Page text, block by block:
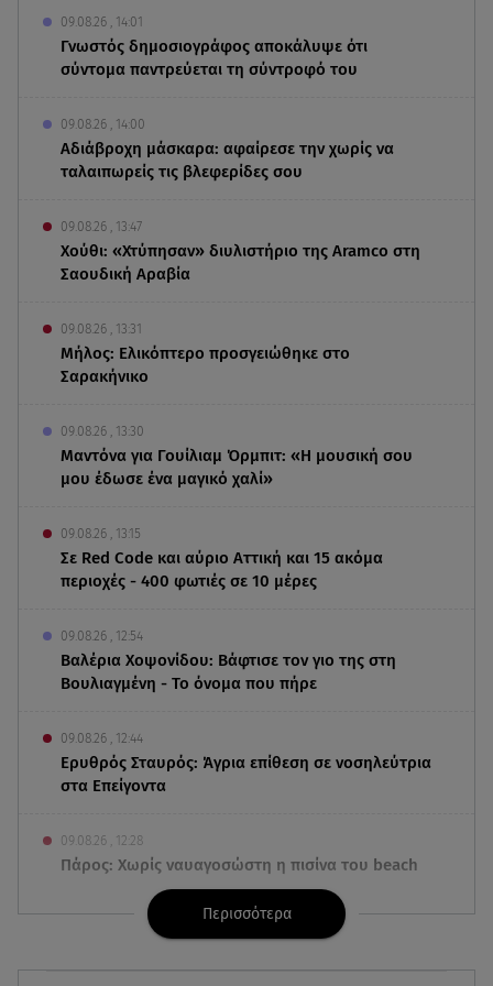
09.08.26 , 14:01
Γνωστός δημοσιογράφος αποκάλυψε ότι
σύντομα παντρεύεται τη σύντροφό του
09.08.26 , 14:00
Αδιάβροχη μάσκαρα: αφαίρεσε την χωρίς να
ταλαιπωρείς τις βλεφερίδες σου
09.08.26 , 13:47
Χούθι: «Χτύπησαν» διυλιστήριο της Aramco στη
Σαουδική Αραβία
09.08.26 , 13:31
Μήλος: Ελικόπτερο προσγειώθηκε στο
Σαρακήνικο
09.08.26 , 13:30
Μαντόνα για Γουίλιαμ Όρμπιτ: «Η μουσική σου
μου έδωσε ένα μαγικό χαλί»
09.08.26 , 13:15
Σε Red Code και αύριο Αττική και 15 ακόμα
περιοχές - 400 φωτιές σε 10 μέρες
09.08.26 , 12:54
Βαλέρια Χοψονίδου: Βάφτισε τον γιο της στη
Βουλιαγμένη - Το όνομα που πήρε
09.08.26 , 12:44
Ερυθρός Σταυρός: Άγρια επίθεση σε νοσηλεύτρια
στα Επείγοντα
09.08.26 , 12:28
Πάρος: Χωρίς ναυαγοσώστη η πισίνα του beach
bar όπου πνίγηκε ο 4χρονος
Hyundai και Healthy Seas: Καθάρισαν 36 τόνους
Περισσότερα